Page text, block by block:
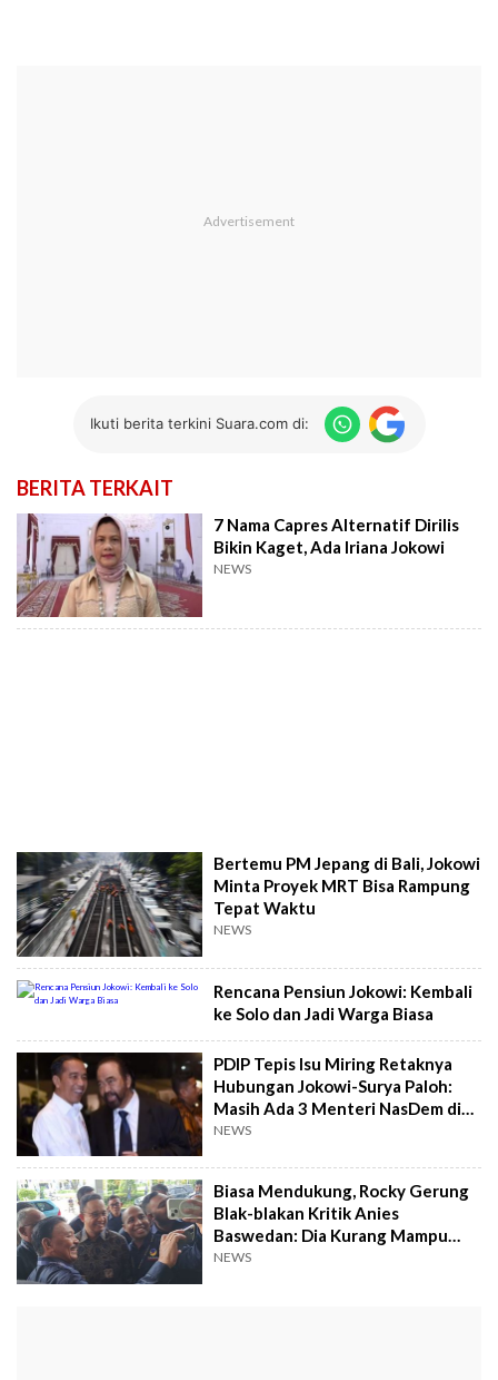
Ikuti berita terkini Suara.com di:
BERITA TERKAIT
7 Nama Capres Alternatif Dirilis
Bikin Kaget, Ada Iriana Jokowi
NEWS
Bertemu PM Jepang di Bali, Jokowi
Minta Proyek MRT Bisa Rampung
Tepat Waktu
NEWS
Rencana Pensiun Jokowi: Kembali
ke Solo dan Jadi Warga Biasa
PDIP Tepis Isu Miring Retaknya
Hubungan Jokowi-Surya Paloh:
Masih Ada 3 Menteri NasDem di
Kabinet
NEWS
Biasa Mendukung, Rocky Gerung
Blak-blakan Kritik Anies
Baswedan: Dia Kurang Mampu
Merakyat, tapi...
NEWS